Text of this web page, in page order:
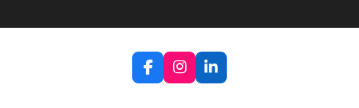
F
a
I
n
L
i